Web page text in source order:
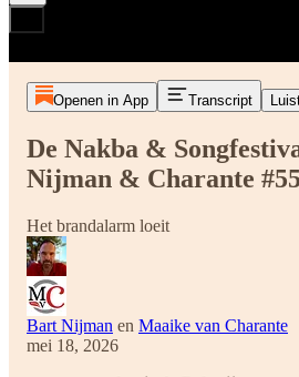
Openen in App Transcript
De Nakba &
Nijman & Charante #55
Het brandalarm loeit
Bart Nijman en Maaike van Charante
mei 18, 2026